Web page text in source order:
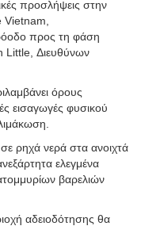
προσλήψεις στην
προς τη φάση
Little, Διευθύνων
όρους
εισαγωγές φυσικού
ρηχά νερά στα ανοιχτά
ελεγμένα
βαρελιών
αδειοδότησης θα